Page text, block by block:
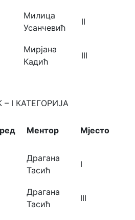
Милица
Усанчевић
II
Мирјана
Кадић
III
I КАТЕГОРИЈА
Ментор Мјесто
Драгана
Тасић
I
Драгана
Тасић
III